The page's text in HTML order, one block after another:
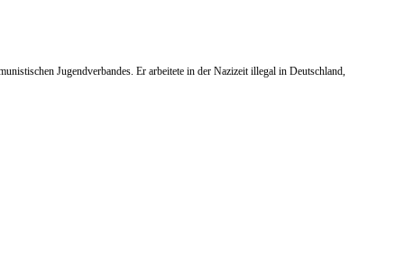
Jugendverbandes. Er arbeitete in der Nazizeit illegal in Deutschland,